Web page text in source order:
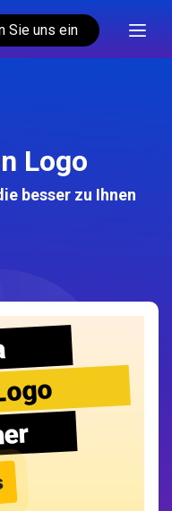
Sie uns ein
Logo
besser zu Ihnen